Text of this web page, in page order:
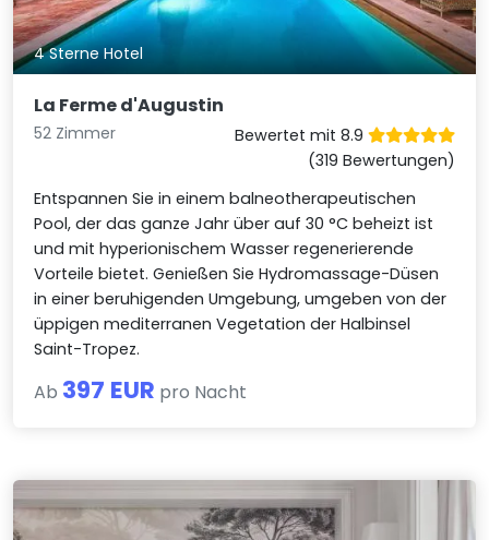
4 Sterne Hotel
La Ferme d'Augustin
52 Zimmer
Bewertet mit 8.9
(319 Bewertungen)
Entspannen Sie in einem balneotherapeutischen
Pool, der das ganze Jahr über auf 30 °C beheizt ist
und mit hyperionischem Wasser regenerierende
Vorteile bietet. Genießen Sie Hydromassage-Düsen
in einer beruhigenden Umgebung, umgeben von der
üppigen mediterranen Vegetation der Halbinsel
Saint-Tropez.
Ab 397 EUR pro Nacht